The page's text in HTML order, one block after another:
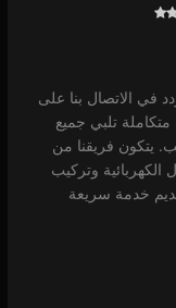
في الاتصال بنا على
متكاملة تلبي جميع
يتكون فريقنا من
الكهربائية وتركيب
خدمة سريعة